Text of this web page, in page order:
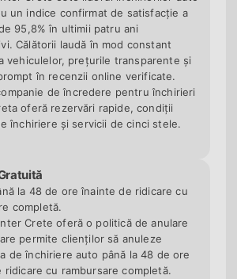
Toyota RAV4) până la Tesla Model
tarif include asigurare completă,
al doilea șofer gratuit, scaun
și asistență rutieră 24/7. În iulie și
cu 60-90 de zile înainte - mașinile
se epuizează primele.
card
blochează standard 800-1.200 €),
(fără plată suplimentară
+ FDW + TP incluse) șigaranția
afișat online este prețul plătit
ascunse și fără vânzări de
un indice confirmat de satisfacție a
95,8% în ultimii patru ani
Călătorii laudă în mod constant
vehiculelor, prețurile transparente și
în recenzii online verificate.
de încredere pentru închirieri
oferă rezervări rapide, condiții
închiriere și servicii de cinci stele.
la 48 de ore înainte de ridicare cu
completă.
Crete oferă o politică de anulare
permite clienților să anuleze
de închiriere auto până la 48 de ore
ridicare cu rambursare completă.